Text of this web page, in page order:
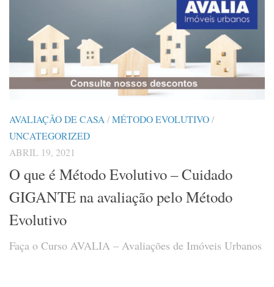
AVALIAÇÃO DE CASA /MÉTODO EVOLUTIVO/
UNCATEGORIZED
ABRIL 19, 2021
O que é Método Evolutivo – Cuidado
GIGANTE na avaliação pelo Método
Evolutivo
Faça o Curso AVALIA – Avaliações de Imóveis Urbanos